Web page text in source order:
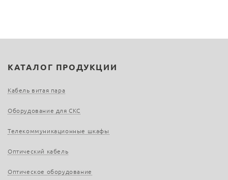
КАТАЛОГ ПРОДУКЦИИ
Кабель витая пара
Оборудование для СКС
Телекоммуникационные шкафы
Оптический кабель
Оптическое оборудование